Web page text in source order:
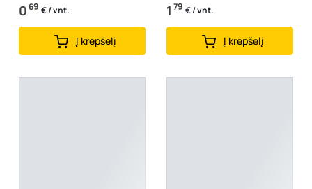
069 € / vnt.
Į krepšelį
1 79 € / vnt.
Į krepšelį